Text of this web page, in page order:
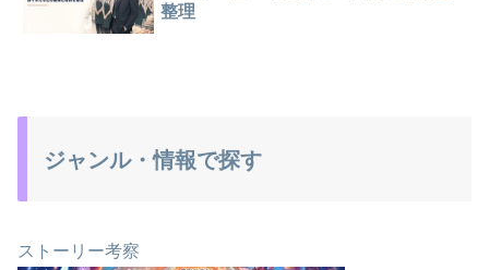
整理
ジャンル・情報で探す
ストーリー考察